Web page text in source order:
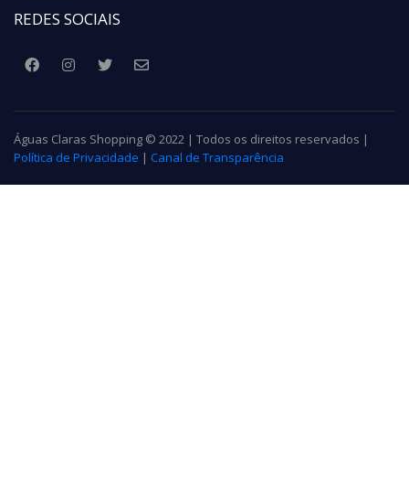
REDES SOCIAIS
Águas Claras Shopping © 2022 | Todos os direitos reservados |
Política de Privacidade | Canal de Transparência